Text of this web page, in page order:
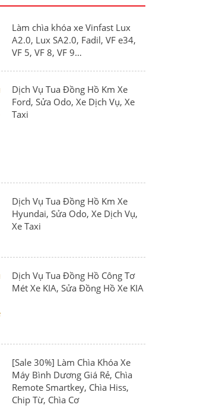
Làm chìa khóa xe Vinfast Lux
A2.0, Lux SA2.0, Fadil, VF e34,
VF 5, VF 8, VF 9…
Dịch Vụ Tua Đồng Hồ Km Xe
Ford, Sửa Odo, Xe Dịch Vụ, Xe
Taxi
Dịch Vụ Tua Đồng Hồ Km Xe
Hyundai, Sửa Odo, Xe Dịch Vụ,
Xe Taxi
Dịch Vụ Tua Đồng Hồ Công Tơ
Mét Xe KIA, Sửa Đồng Hồ Xe KIA
[Sale 30%] Làm Chìa Khóa Xe
Máy Bình Dương Giá Rẻ, Chìa
Remote Smartkey, Chìa Hiss,
Chip Từ, Chìa Cơ